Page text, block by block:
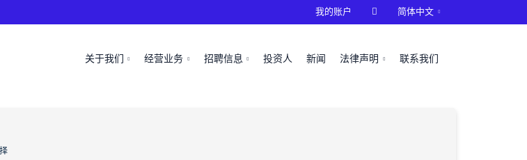
关于我们 经营业务 招聘信息 投资人 新闻 法律声明 联系我们
我的账户  简体中文